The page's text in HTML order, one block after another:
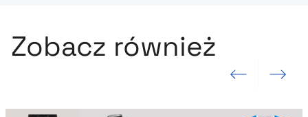
Zobacz również
Poprzedni slajd Następny